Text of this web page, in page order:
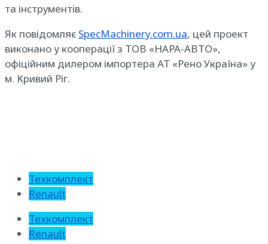
та інструментів.
Як повідомляє SpecMachinery.com.ua, цей проект
виконано у кооперації з ТОВ «НАРА-АВТО»,
офіційним дилером імпортера АТ «Рено Україна» у
м. Кривий Ріг.
Техкомплект
Renault
Техкомплект
Renault